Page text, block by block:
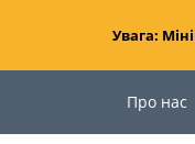
Увага:
Про нас